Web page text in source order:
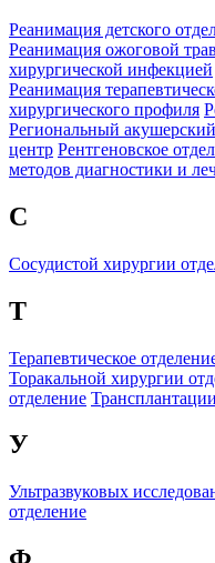
Реанимация детского
Реанимация ожоговой
хирургической инфекцией
Реанимация
хирургического профиля
Региональный
центр Рентгеновское
методов диагностики и
С
Сосудистой хирургии
Т
Терапевтическое
Торакальной хирургии
отделение
У
Ультразвуковых
отделение